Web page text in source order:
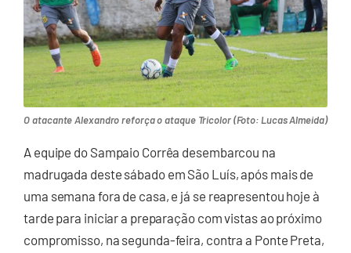
O atacante Alexandro reforça o ataque Tricolor (Foto: Lucas Almeida)
A equipe do Sampaio Corrêa desembarcou na
madrugada deste sábado em São Luís, após mais de
uma semana fora de casa, e já se reapresentou hoje à
tarde para iniciar a preparação com vistas ao próximo
compromisso, na segunda-feira, contra a Ponte Preta,